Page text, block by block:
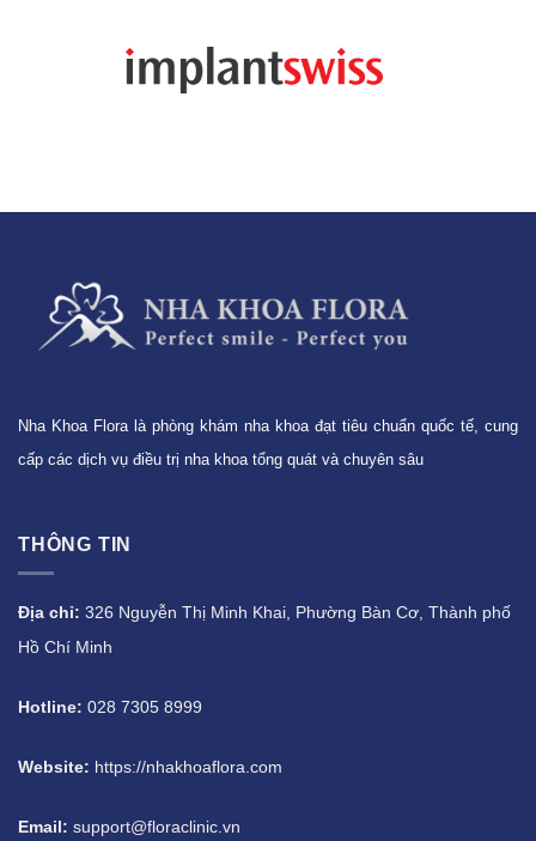
Nha Khoa Flora là phòng khám nha khoa đạt tiêu chuẩn quốc tế, cung
cấp các dịch vụ điều trị nha khoa tổng quát và chuyên sâu
THÔNG TIN
Địa chỉ: 326 Nguyễn Thị Minh Khai, Phường Bàn Cơ, Thành phố
Hồ Chí Minh
Hotline: 028 7305 8999
Website: https://nhakhoaflora.com
Email: support@floraclinic.vn